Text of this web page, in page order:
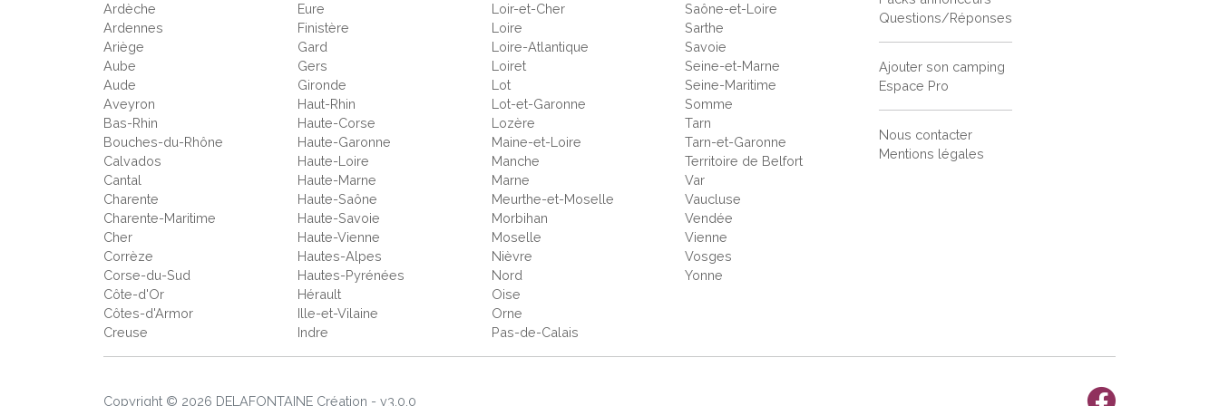
Ardèche
Ardennes
Ariège
Aube
Aude
Aveyron
Bas-Rhin
Bouches-du-Rhône
Calvados
Cantal
Charente
Charente-Maritime
Cher
Corrèze
Corse-du-Sud
Côte-d'Or
Côtes-d'Armor
Creuse
Eure
Finistère
Gard
Gers
Gironde
Haut-Rhin
Haute-Corse
Haute-Garonne
Haute-Loire
Haute-Marne
Haute-Saône
Haute-Savoie
Haute-Vienne
Hautes-Alpes
Hautes-Pyrénées
Hérault
Ille-et-Vilaine
Indre
Loir-et-Cher
Loire
Loire-Atlantique
Loiret
Lot
Lot-et-Garonne
Lozère
Maine-et-Loire
Manche
Marne
Meurthe-et-Moselle
Morbihan
Moselle
Nièvre
Nord
Oise
Orne
Pas-de-Calais
Saône-et-Loire
Sarthe
Savoie
Seine-et-Marne
Seine-Maritime
Somme
Tarn
Tarn-et-Garonne
Territoire de Belfort
Var
Vaucluse
Vendée
Vienne
Vosges
Yonne
Questions/Réponses
Ajouter son camping
Espace Pro
Nous contacter
Mentions légales
Copyright © 2026 DELAFONTAINE Création - v3.0.0